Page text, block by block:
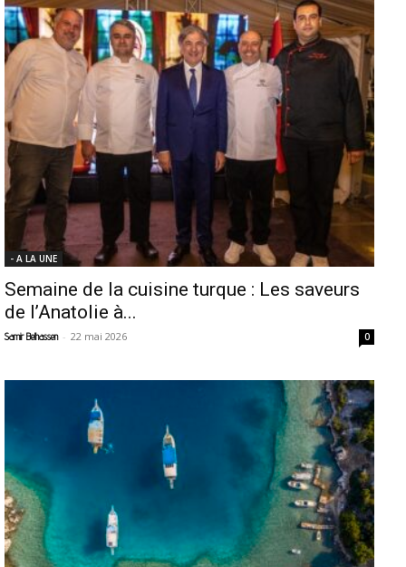
- A LA UNE
Semaine de la cuisine turque : Les saveurs
de l’Anatolie à...
Samir Belhassen - 22 mai 2026 0